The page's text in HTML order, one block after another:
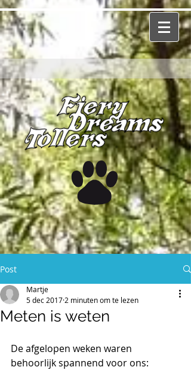
Post
Meten is weten
Martje
5 dec 2017 2 minuten om te lezen
De afgelopen weken waren
behoorlijk spannend voor ons: